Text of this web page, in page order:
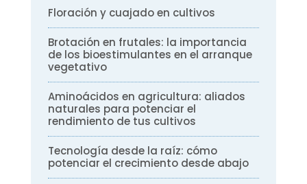
Floración y cuajado en cultivos
Brotación en frutales: la importancia
de los bioestimulantes en el arranque
vegetativo
Aminoácidos en agricultura: aliados
naturales para potenciar el
rendimiento de tus cultivos
Tecnología desde la raíz: cómo
potenciar el crecimiento desde abajo